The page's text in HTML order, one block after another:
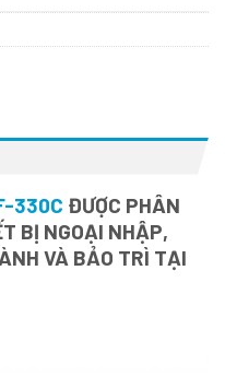
330C ĐƯỢC PHÂN
BỊ NGOẠI NHẬP,
VÀ BẢO TRÌ TẠI